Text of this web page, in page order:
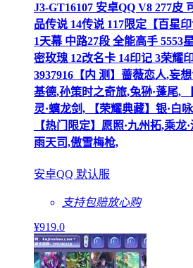
J3-GT16107 安卓QQ V8 277皮
品传说 14传说 117限定【百星
1天幕 中路27段 全能高手 5553
密玫瑰 12改名卡 14印记 3荣耀
3937916【内 测】蔷薇恋人,妄
基德,孙策时之奇旅,兔狲·蓬尾,
灵·螭龙剑, 【荣耀典藏】银·白
【热门限定】愿照·九州拓,乘龙
雨天司,傲雪梅枪,
安卓QQ 默认服
支持包赔放心购
¥919.0